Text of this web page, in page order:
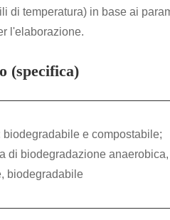
di temperatura) in base ai
l'elaborazione.
(specifica)
biodegradabile e compostabile;
di biodegradazione anaerobica,
biodegradabile